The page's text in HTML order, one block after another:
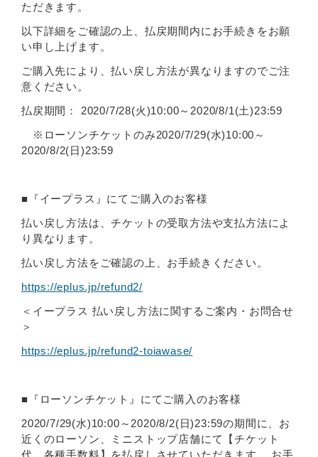
ただきます。
以下詳細をご確認の上、払戻期間内にお手続きをお願
い申し上げます。
ご購入先により、払い戻し方法が異なりますのでご注
意ください。
払戻期間： 2020/7/28(火)10:00～2020/8/1(土)23:59
※ローソンチケットのみ2020/7/29(水)10:00～
2020/8/2(日)23:59
■『イープラス』にてご購入のお客様
払い戻し方法は、チケットの受取方法や支払方法によ
り異なります。
払い戻し方法をご確認の上、お手続きください。
https://eplus.jp/refund2/
＜イープラス 払い戻し方法に関するご案内・お問合せ
＞
https://eplus.jp/refund2-toiawase/
■『ローソンチケット』にてご購入のお客様
2020/7/29(水)10:00～2020/8/2(日)23:59の期間に、お
近くのローソン、ミニストップ店舗にて【チケット